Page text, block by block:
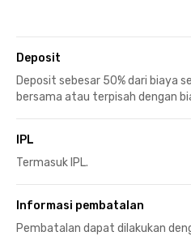
Deposit
Deposit sebesar 50% dari biaya
bersama atau terpisah dengan
IPL
Termasuk IPL.
Informasi pembatalan
Pembatalan dapat dilakukan